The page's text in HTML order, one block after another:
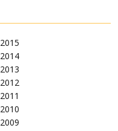
2015
2014
2013
2012
2011
2010
2009